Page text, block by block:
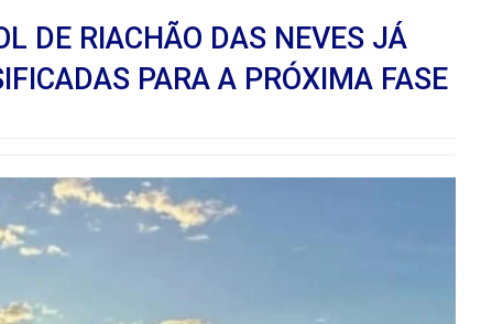
DE RIACHÃO DAS NEVES JÁ
PARA A PRÓXIMA FASE